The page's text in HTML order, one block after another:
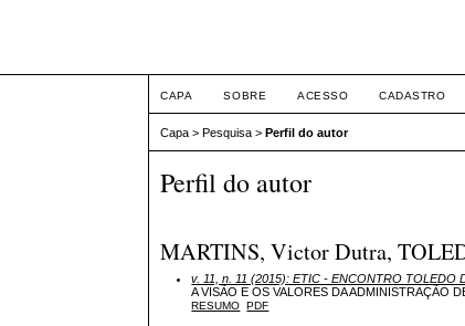
CAPA SOBRE ACESSO CADASTRO
Capa >Pesquisa >Perfil do autor
Perfil do autor
MARTINS, Victor Dutra,
v. 11, n. 11 (2015): ETIC - ENCONTRO TOLEDO
A VISÃO E OS VALORES DA ADMINISTRAÇÃO
RESUMO PDF